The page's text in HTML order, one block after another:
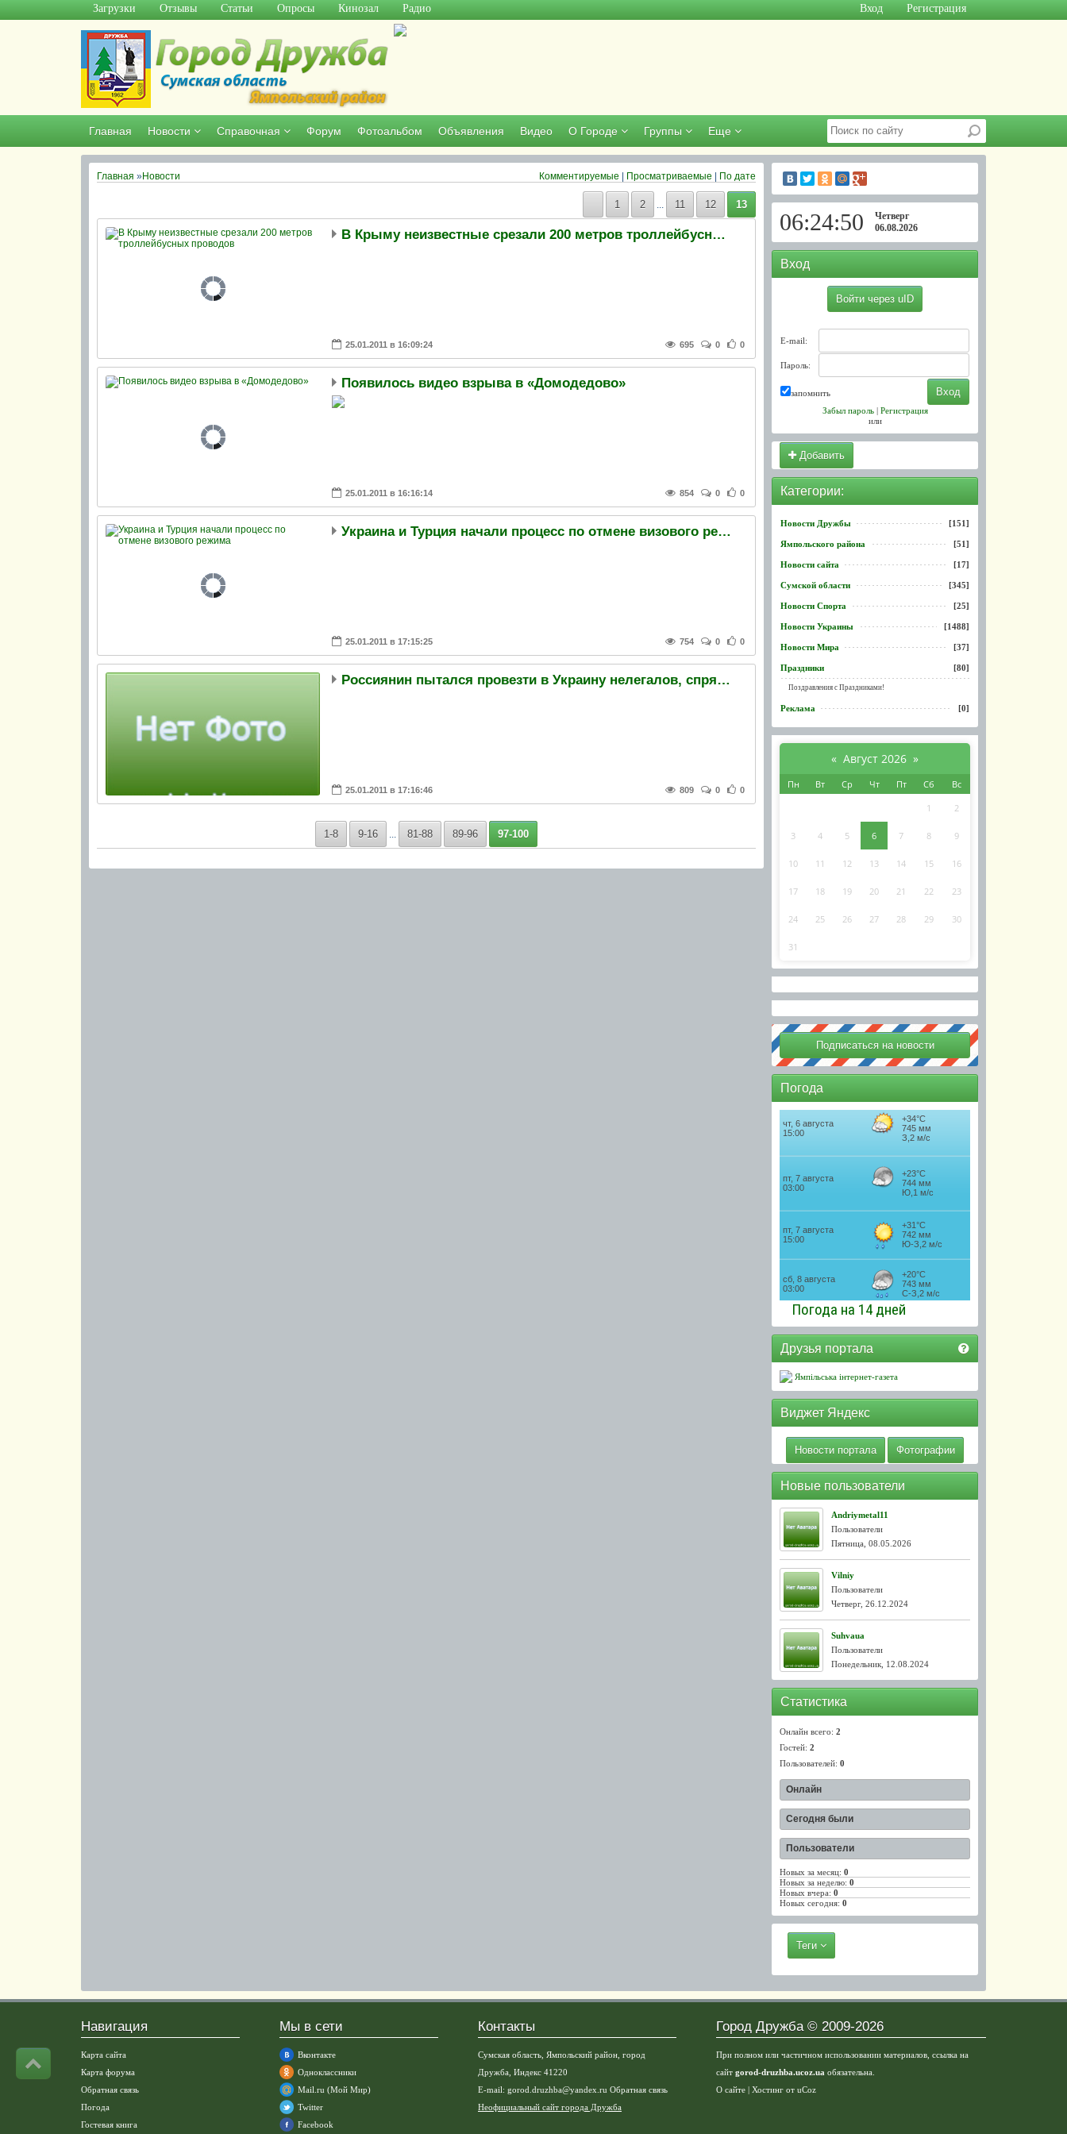
Загрузки Отзывы Статьи Опросы Кинозал Радио Регистрация
Вход
Главная Новости Справочная Форум Фотоальбом Объявления Видео О Городе Группы Еще
Главная »Новости Комментируемые Просматриваемые По дате
1 2 ... 11 12 13
В Крыму неизвестные срезали 200 метров троллейбусных проводов
25.01.2011 в 16:09:24 695 0 0
Появилось видео взрыва в «Домодедово»
25.01.2011 в 16:16:14 854 0 0
Украина и Турция начали процесс по отмене визового режима
25.01.2011 в 17:15:25 754 0 0
Россиянин пытался провезти в Украину нелегалов, спрятав их в санях
25.01.2011 в 17:16:46 809 0 0
1-8 9-16 ... 81-88 89-96 97-100
06:24:51
Четверг
06.08.2026
Вход
Войти через uID
E-mail:
Пароль:
запомнить
Забыл пароль| Регистрация
или
Добавить
Категории:
Новости Дружбы [151]
Ямпольского района [51]
Новости сайта [17]
Сумской области [345]
Новости Спорта [25]
Новости Украины [1488]
Новости Мира [37]
Праздники [80]
Поздравления с Праздниками!
Реклама [0]
« Август 2026 »
Пн Вт Ср Чт Пт Сб
Вс
1
2
3 4 5 6 7 8 9
10 11 12 13 14 15 16
17 18 19 20 21 22 23
24 25 26 27 28 29 30
31
Погода
Погода на 14 дней
Друзья портала
Ямпільська інтернет-газета
Виджет Яндекс
Новости портала Фотографии
Новые пользователи
Andriymetal11
Пользователи
Пятница, 08.05.2026
Vilniy
Пользователи
Четверг, 26.12.2024
Suhvaua
Пользователи
Понедельник, 12.08.2024
Статистика
Онлайн всего: 2
Гостей: 2
Пользователей: 0
Онлайн
Сегодня были
Пользователи
Новых за месяц: 0
Новых за неделю: 0
Новых вчера: 0
Новых сегодня: 0
Теги
Навигация
Карта сайта
Карта форума
Обратная связь
Погода
Гостевая книга
Мы в сети
Вконтакте
Одноклассники
Mail.ru (Мой Мир)
Twitter
Facebook
Контакты
Сумская область, Ямпольский район, город
Дружба, Индекс 41220
E-mail: gorod.druzhba@yandex.ru Обратная связь
Неофициальный сайт города Дружба
Город Дружба © 2009-2026
При полном или частичном использовании материалов, ссылка на
сайт gorod-druzhba.ucoz.ua обязательна.
О сайте | Хостинг от uCoz